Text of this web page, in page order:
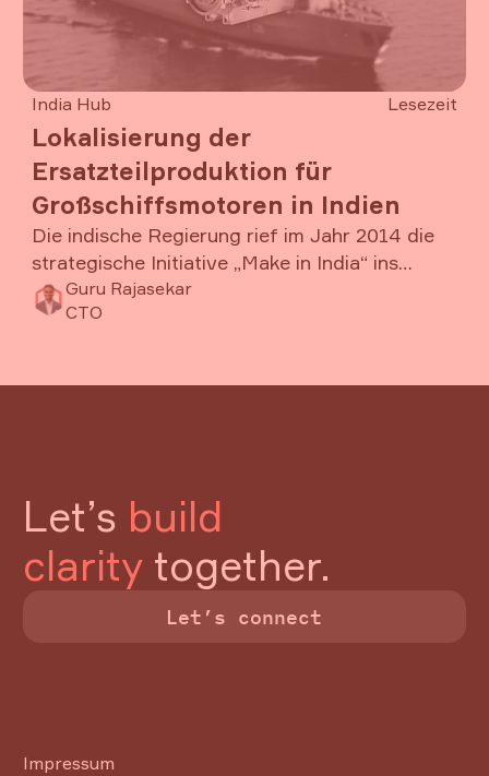
India Hub Lesezeit
Lokalisierung der
Ersatzteilproduktion für
Großschiffsmotoren in Indien
Die indische Regierung rief im Jahr 2014 die
strategische Initiative „Make in India“ ins
Leben, um die lokale Produktion zu stärken
und die inländische Wertschöpfung nachhaltig
und den Anteil indischer Zulieferer entlang der
Wertschöpfungskette gezielt zu erhöhen.
⁠Guru Rajasekar
CTO
Let’s build
claritytogether.
Let’s connect
Impressum